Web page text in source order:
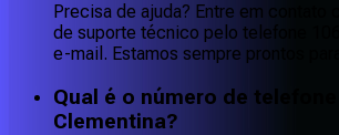
Precisa de ajuda? Entre em contato
de suporte técnico pelo telefone
e-mail. Estamos sempre prontos para
Qual é o número de
Clementina?